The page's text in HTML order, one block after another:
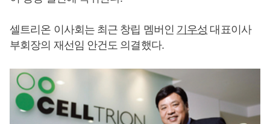
셀트리온 이사회는 최근 창립 멤버인 기우성 대표이사
부회장의 재선임 안건도 의결했다.